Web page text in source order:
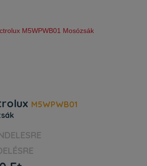
M5WPWB01
Magasság (mm) : 36.
(mm) : 135. Mélység (mm) :
jellemzők. Termékkód